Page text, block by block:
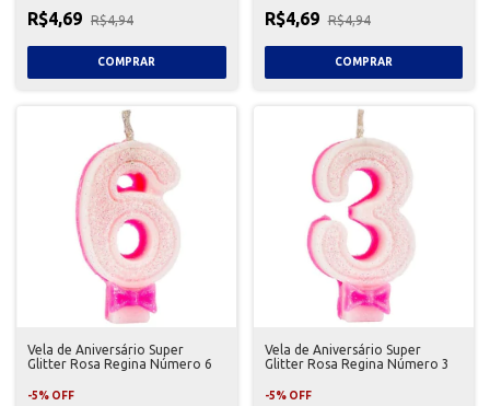
R$4,69 R$4,94 R$4,69 R$4,94
Vela de Aniversário Super
Glitter Rosa Regina Número 6
-5% OFF
Vela de Aniversário Super
Glitter Rosa Regina Número 3
-5% OFF